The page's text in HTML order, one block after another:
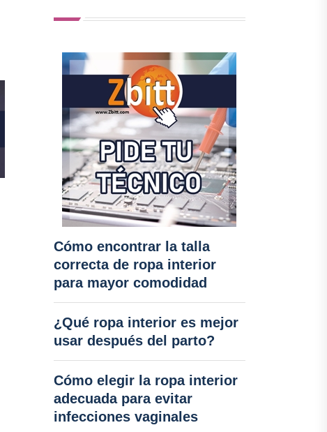
Cómo encontrar la talla
correcta de ropa interior
para mayor comodidad
¿Qué ropa interior es mejor
usar después del parto?
Cómo elegir la ropa interior
adecuada para evitar
infecciones vaginales